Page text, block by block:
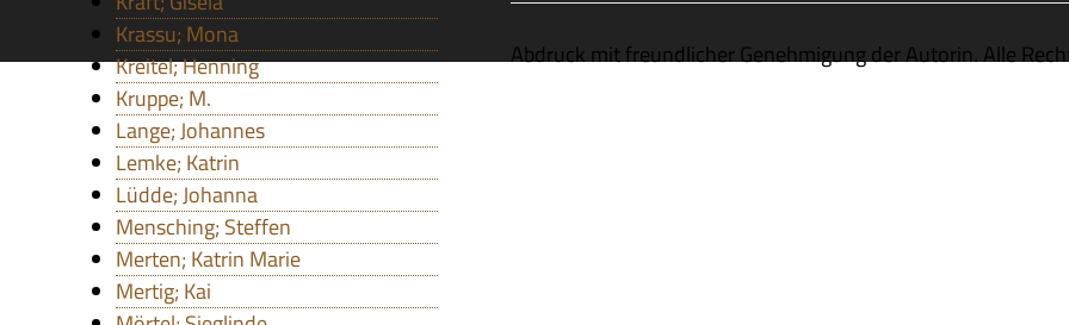
Abdruck mit freund­li­cher Geneh­mi­gung der Autorin. Alle
Krassu; Mona
Kreitel; Henning
Kruppe; M.
Lange; Johannes
Lemke; Katrin
Lüdde; Johanna
Mensching; Steffen
Merten; Katrin Marie
Mertig; Kai